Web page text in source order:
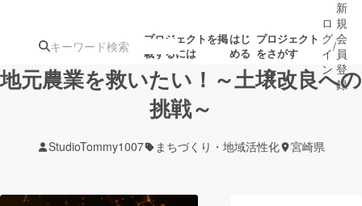
プロジェクトを掲
載するには
はじ
める
プロジェクト
をさがす
ジェクト
ターン
ジェクト
募集終了が近いプ
ロジェクト
もうすぐ公開
されます
ロ
グ
イ
ン
/
新
規
会
員
登
録
地元農業を救いたい！～土壌改良への
挑戦～
StudioTommy1007 まちづくり・地域活性化 宮崎県